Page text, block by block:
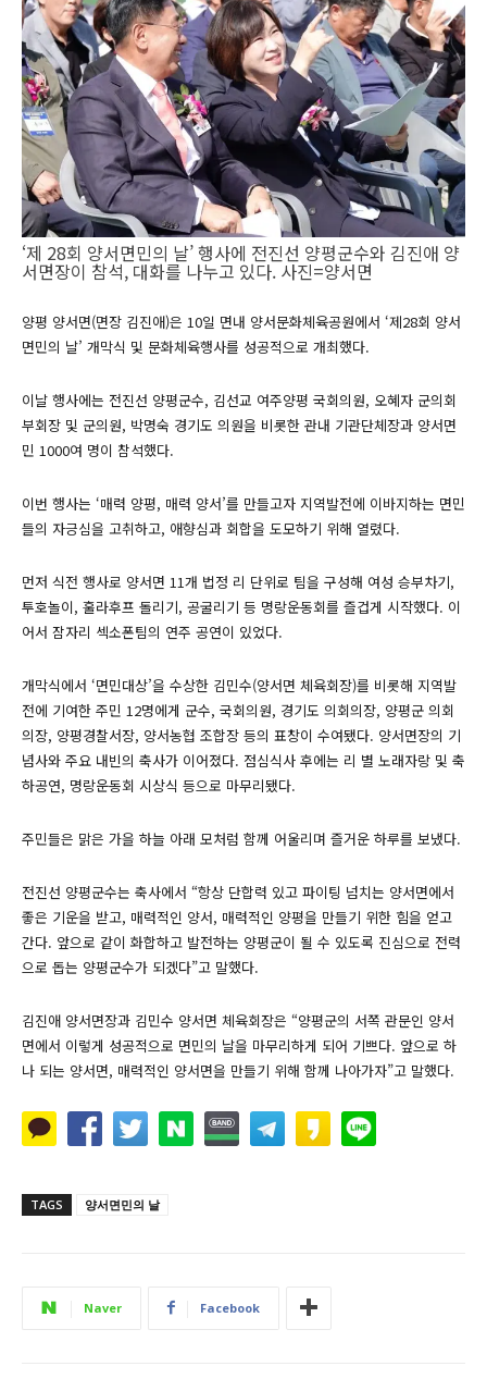
‘제 28회 양서면민의 날’ 행사에 전진선 양평군수와 김진애 양
서면장이 참석, 대화를 나누고 있다. 사진=양서면
양평 양서면(면장 김진애)은 10일 면내 양서문화체육공원에서 ‘제28회 양서
면민의 날’ 개막식 및 문화체육행사를 성공적으로 개최했다.
이날 행사에는 전진선 양평군수, 김선교 여주양평 국회의원, 오혜자 군의회
부회장 및 군의원, 박명숙 경기도 의원을 비롯한 관내 기관단체장과 양서면
민 1000여 명이 참석했다.
이번 행사는 ‘매력 양평, 매력 양서’를 만들고자 지역발전에 이바지하는 면민
들의 자긍심을 고취하고, 애향심과 회합을 도모하기 위해 열렸다.
먼저 식전 행사로 양서면 11개 법정 리 단위로 팀을 구성해 여성 승부차기,
투호놀이, 훌라후프 돌리기, 공굴리기 등 명랑운동회를 즐겁게 시작했다. 이
어서 잠자리 섹소폰팀의 연주 공연이 있었다.
개막식에서 ‘면민대상’을 수상한 김민수(양서면 체육회장)를 비롯해 지역발
전에 기여한 주민 12명에게 군수, 국회의원, 경기도 의회의장, 양평군 의회
의장, 양평경찰서장, 양서농협 조합장 등의 표창이 수여됐다. 양서면장의 기
념사와 주요 내빈의 축사가 이어졌다. 점심식사 후에는 리 별 노래자랑 및 축
하공연, 명랑운동회 시상식 등으로 마무리됐다.
주민들은 맑은 가을 하늘 아래 모처럼 함께 어울리며 즐거운 하루를 보냈다.
전진선 양평군수는 축사에서 “항상 단합력 있고 파이팅 넘치는 양서면에서
좋은 기운을 받고, 매력적인 양서, 매력적인 양평을 만들기 위한 힘을 얻고
간다. 앞으로 같이 화합하고 발전하는 양평군이 될 수 있도록 진심으로 전력
으로 돕는 양평군수가 되겠다”고 말했다.
김진애 양서면장과 김민수 양서면 체육회장은 “양평군의 서쪽 관문인 양서
면에서 이렇게 성공적으로 면민의 날을 마무리하게 되어 기쁘다. 앞으로 하
나 되는 양서면, 매력적인 양서면을 만들기 위해 함께 나아가자”고 말했다.
TAGS 양서면민의 날
Naver Facebook